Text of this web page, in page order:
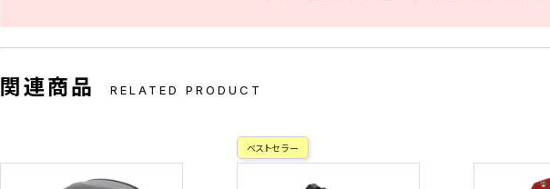
関連商品 RELATED PRODUCT
ベストセラー